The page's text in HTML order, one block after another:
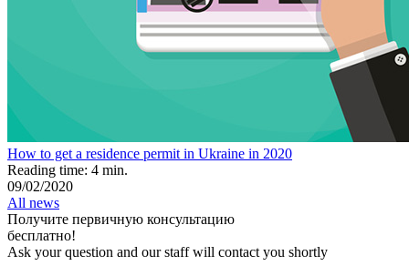
How to get a residence permit in Ukraine in 2020
Reading time: 4 min.
09/02/2020
All news
Получите первичную консультацию
бесплатно!
Ask your question and our staff will contact you shortly